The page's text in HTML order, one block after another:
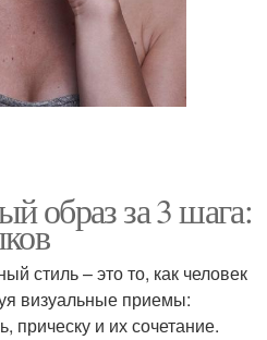
образ за 3 шага:
стиль – это то, как человек
визуальные приемы:
прическу и их сочетание.